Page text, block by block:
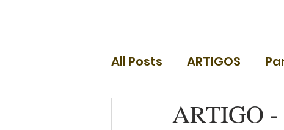
All Posts ARTIGOS
DIÁCONOSARTIGO -